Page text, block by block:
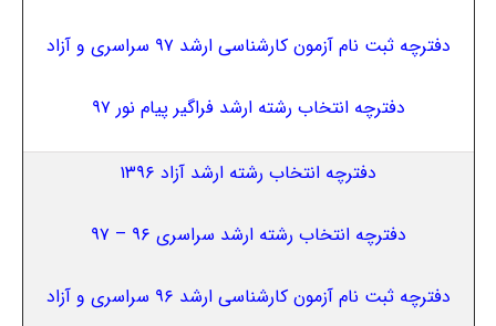
دفترچه ثبت نام آزمون کارشناسی ارشد ۹۷ سراسری و آزاد
دفترچه انتخاب رشته ارشد فراگیر پیام نور ۹۷
دفترچه انتخاب رشته ارشد آزاد ۱۳۹۶
دفترچه انتخاب رشته ارشد سراسری ۹۶ – ۹۷
دفترچه ثبت نام آزمون کارشناسی ارشد ۹۶ سراسری و آزاد